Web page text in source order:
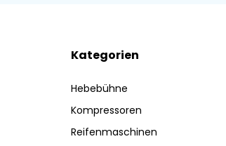
Kategorien
Hebebühne
Kompressoren
Reifenmaschinen